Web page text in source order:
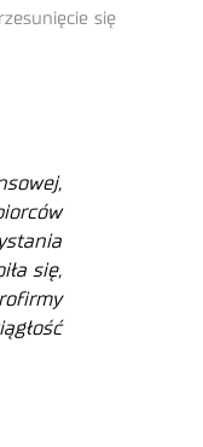
się
się,